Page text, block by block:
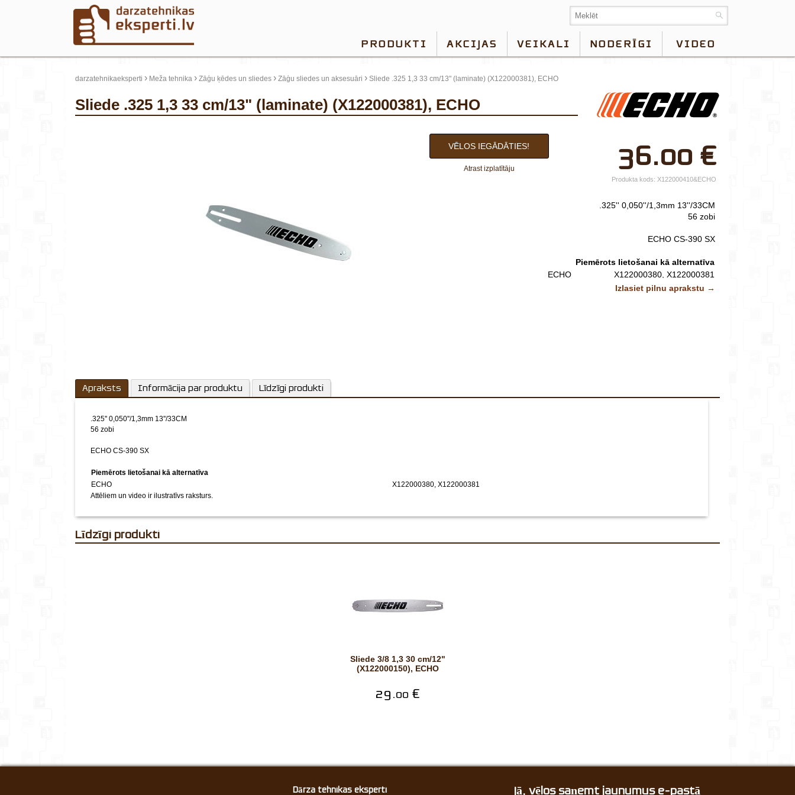
PRODUKTI AKCIJAS VEIKALI NODERĪGI VIDEO
darzatehnikaeksperti › Meža tehnika › Zāģu ķēdes un sliedes › Zāģu sliedes un aksesuāri › Sliede .325 1,3 33 cm/13" (laminate) (X122000381), ECHO
Sliede .325 1,3 33 cm/13" (laminate) (X122000381), ECHO
Jūsu vārds*
E-pasts*
Izvēlieties tuvāko
veikalu*
36.00 €
VĒLOS IEGĀDĀTIES!
Atrast izplatītāju
Produkta kods: X122000410&ECHO
.325'' 0,050''/1,3mm 13''/33CM
56 zobi
ECHO CS-390 SX
Piemērots lietošanai kā alternatīva
ECHO
X122000380, X122000381
Attēliem un video ir ilustratīvs raksturs.
Izlasiet pilnu aprakstu →
Apraksts Informācija par produktu Līdzīgi produkti
.325'' 0,050''/1,3mm 13''/33CM
56 zobi
ECHO CS-390 SX
Piemērots lietošanai kā alternatīva
ECHO
X122000380, X122000381
Attēliem un video ir ilustratīvs raksturs.
Līdzīgi produkti
Sliede 3/8 1,3 30 cm/12"
(X122000150), ECHO
29.00 €
Dārza tehnikas eksperti Jā, vēlos saņemt jaunumus e-pastā